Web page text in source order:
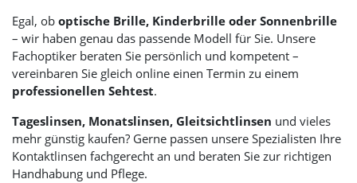
Egal, ob optische Brille, Kinderbrille oder Sonnenbrille
– wir haben genau das passende Modell für Sie. Unsere
Fachoptiker beraten Sie persönlich und kompetent –
vereinbaren Sie gleich online einen Termin zu einem
professionellen Sehtest.
Tageslinsen, Monatslinsen, Gleitsichtlinsen und vieles
mehr günstig kaufen? Gerne passen unsere Spezialisten Ihre
Kontaktlinsen fachgerecht an und beraten Sie zur richtigen
Handhabung und Pflege.